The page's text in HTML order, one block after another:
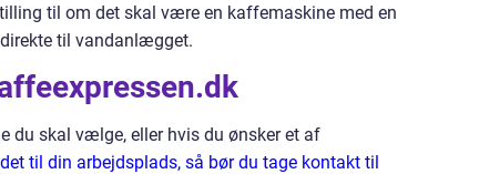
til om det skal være en kaffemaskine med en
til vandanlægget.
du skal vælge, eller hvis du ønsker et af
til din arbejdsplads, så bør du tage kontakt til